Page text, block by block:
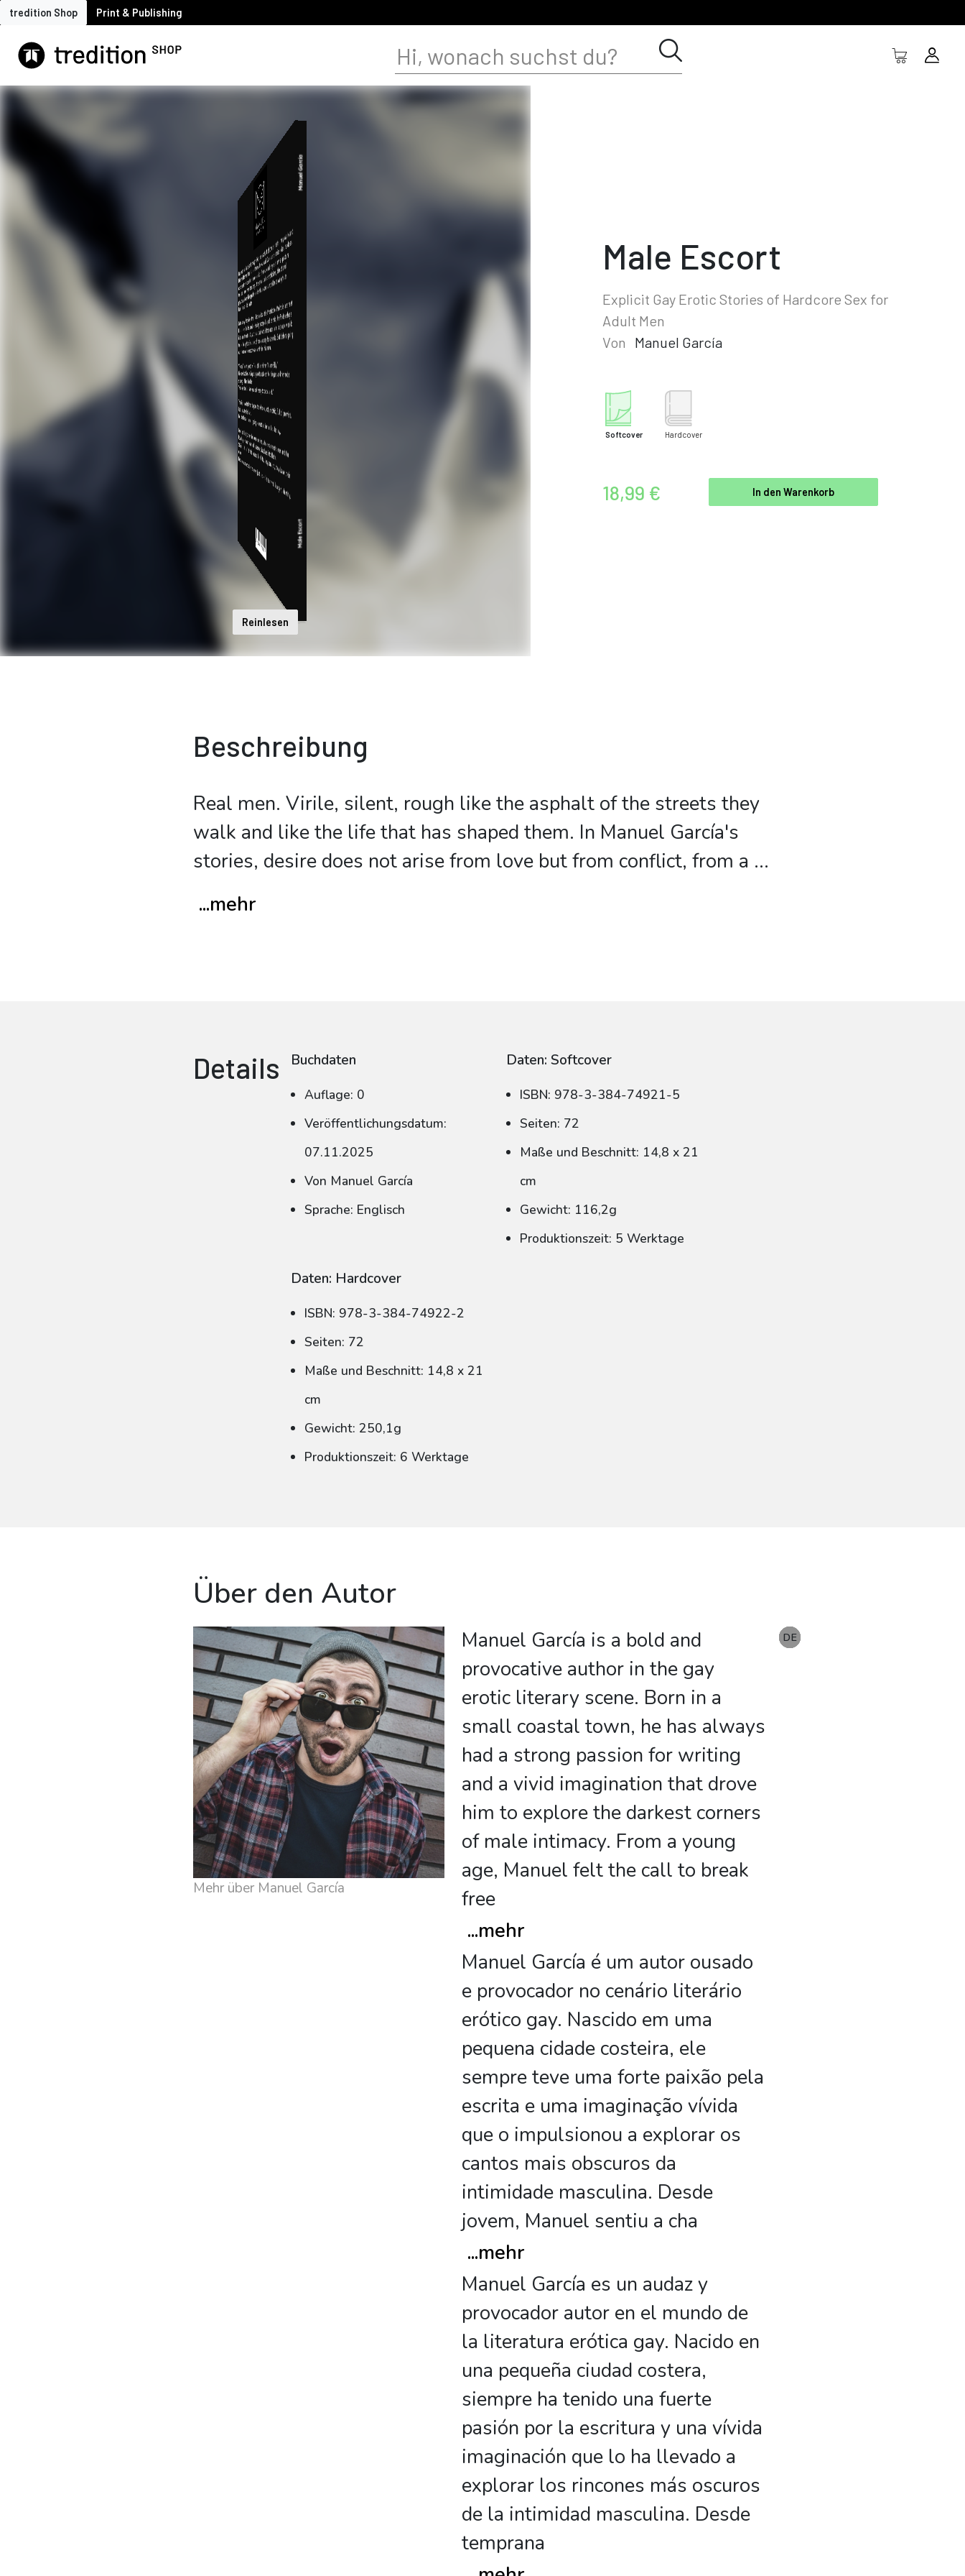
tredition Shop Print & Publishing
Reinlesen
Male Escort
Explicit Gay Erotic Stories of Hardcore Sex for
Adult Men
Von
Manuel García
Softcover Hardcover
18,99 € In den Warenkorb
Beschreibung
Real men. Virile, silent, rough like the asphalt of the streets they
walk and like the life that has shaped them. In Manuel García's
stories, desire does not arise from love but from conflict, from a ...
...mehr
Details Buchdaten
Auflage: 0
Veröffentlichungsdatum:
07.11.2025
Von Manuel García
Sprache: Englisch
Daten: Softcover
ISBN: 978-3-384-74921-5
Seiten: 72
Maße und Beschnitt: 14,8 x 21
cm
Gewicht: 116,2g
Produktionszeit: 5 Werktage
Daten: Hardcover
ISBN: 978-3-384-74922-2
Seiten: 72
Maße und Beschnitt: 14,8 x 21
cm
Gewicht: 250,1g
Produktionszeit: 6 Werktage
Über den Autor
Mehr über Manuel García
Manuel García is a bold and
provocative author in the gay
erotic literary scene. Born in a
small coastal town, he has always
had a strong passion for writing
and a vivid imagination that drove
him to explore the darkest corners
of male intimacy. From a young
age, Manuel felt the call to break
free
...mehr
Manuel García é um autor ousado
e provocador no cenário literário
erótico gay. Nascido em uma
pequena cidade costeira, ele
sempre teve uma forte paixão pela
escrita e uma imaginação vívida
que o impulsionou a explorar os
cantos mais obscuros da
intimidade masculina. Desde
jovem, Manuel sentiu a cha
...mehr
Manuel García es un audaz y
provocador autor en el mundo de
la literatura erótica gay. Nacido en
una pequeña ciudad costera,
siempre ha tenido una fuerte
pasión por la escritura y una vívida
imaginación que lo ha llevado a
explorar los rincones más oscuros
de la intimidad masculina. Desde
temprana
EN
DE
DE
DE
DE
DE